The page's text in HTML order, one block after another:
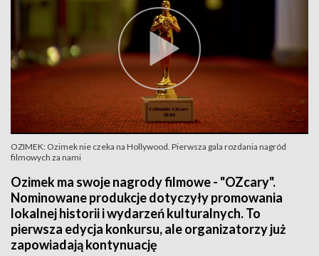
OZIMEK: Ozimek nie czeka na Hollywood. Pierwsza gala rozdania nagród
filmowych za nami
Ozimek ma swoje nagrody filmowe - "OZcary".
Nominowane produkcje dotyczyły promowania
lokalnej historii i wydarzeń kulturalnych. To
pierwsza edycja konkursu, ale organizatorzy już
zapowiadają kontynuację